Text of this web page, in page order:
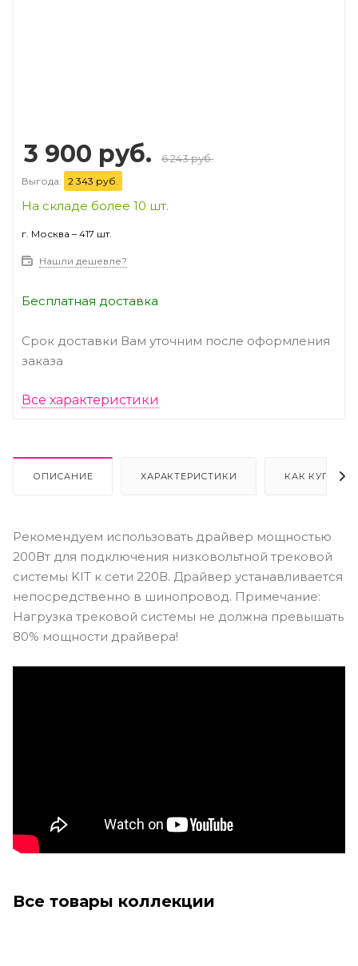
3 900 руб. 6 243 руб.
Выгода: 2 343 руб.
На складе более 10 шт.
г. Москва – 417 шт.
Нашли дешевле?
Бесплатная доставка
Срок доставки Вам уточним после оформления
заказа
Все характеристики
ОПИСАНИЕ ХАРАКТЕРИСТИКИ КАК КУПИТЬ
Рекомендуем использовать драйвер мощностью
200Вт для подключения низковольтной трековой
системы KIT к сети 220В. Драйвер устанавливается
непосредственно в шинопровод. Примечание:
Нагрузка трековой системы не должна превышать
80% мощности драйвера!
Все товары коллекции